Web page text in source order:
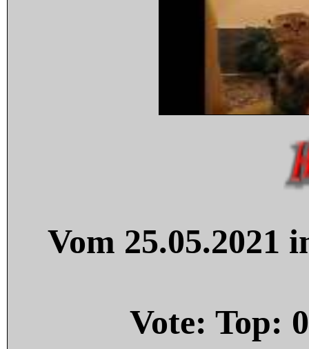
Vom 25.05.2021
Vote: Top: 0